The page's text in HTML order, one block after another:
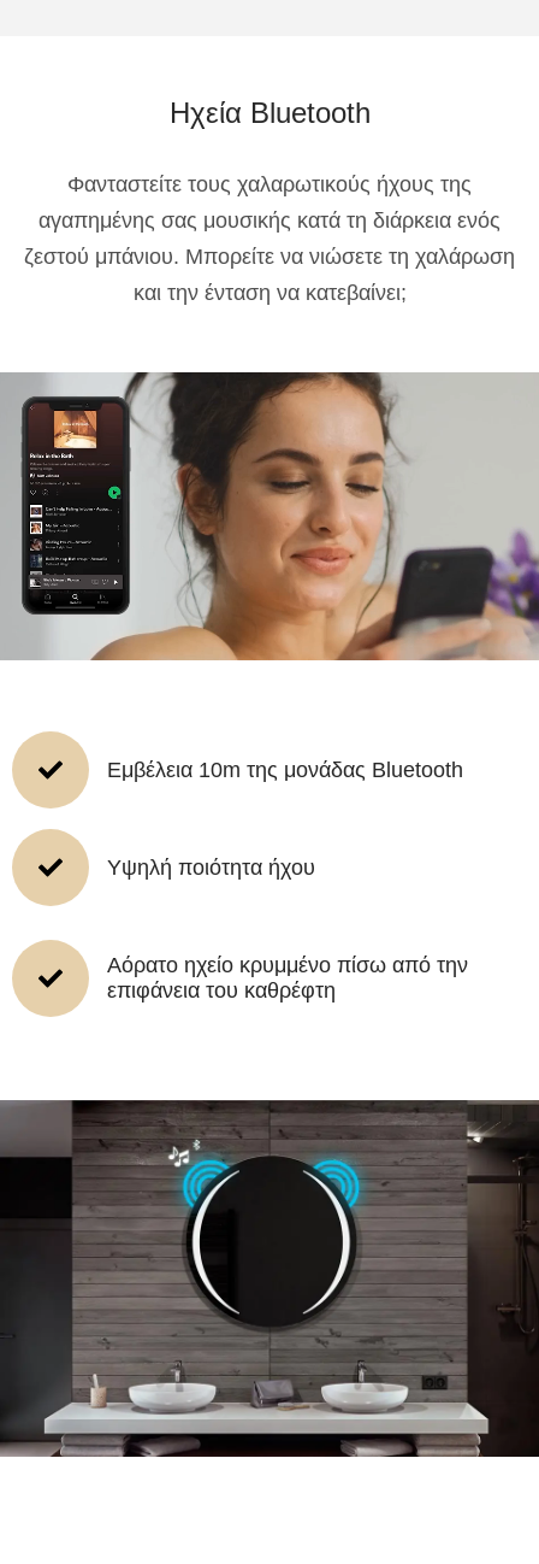
Ηχεία Bluetooth
Φανταστείτε τους χαλαρωτικούς ήχους της
αγαπημένης σας μουσικής κατά τη διάρκεια ενός
ζεστού μπάνιου. Μπορείτε να νιώσετε τη χαλάρωση
και την ένταση να κατεβαίνει;
Εμβέλεια 10m της μονάδας Bluetooth
Υψηλή ποιότητα ήχου
Αόρατο ηχείο κρυμμένο πίσω από την
επιφάνεια του καθρέφτη